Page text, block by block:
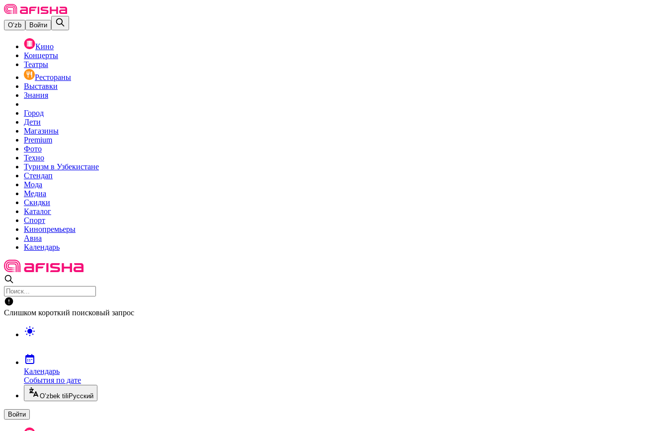
O‘zb Войти
Кино
Концерты
Театры
Рестораны
Выставки
Знания
Город
Дети
Магазины
Premium
Фото
Техно
Туризм в Узбекистане
Стендап
Мода
Медиа
Скидки
Каталог
Спорт
Кинопремьеры
Авиа
Календарь
Слишком короткий поисковый запрос
Календарь
События по дате
O’zbek tili Русский
Войти